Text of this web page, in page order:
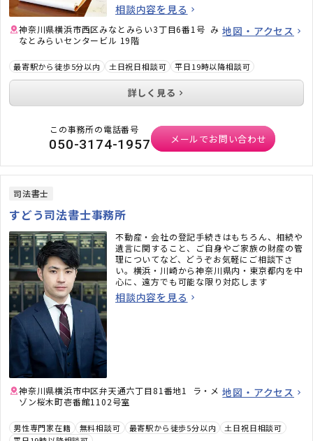
相談内容を見る
神奈川県横浜市西区みなとみらい3丁目6番1号 み
なとみらいセンタービル 19階
地図・アクセス
最寄駅から徒歩5分以内 土日祝日相談可 平日19時以降相談可
詳しく見る
この事務所の電話番号
050-3174-1957 メールでお問い合わせ
司法書士
すどう司法書士事務所
不動産・会社の登記手続きはもちろん、相続や
遺言に関すること、ご自身やご家族の財産の管
理についてなど、どうぞお気軽にご相談下さ
い。横浜・川崎から神奈川県内・東京都内を中
心に、遠方でも可能な限り対応します
相談内容を見る
神奈川県横浜市中区弁天通六丁目81番地1 ラ・メ
ゾン桜木町壱番館1102号室
地図・アクセス
男性専門家在籍 無料相談可 最寄駅から徒歩5分以内
土日祝日相談可